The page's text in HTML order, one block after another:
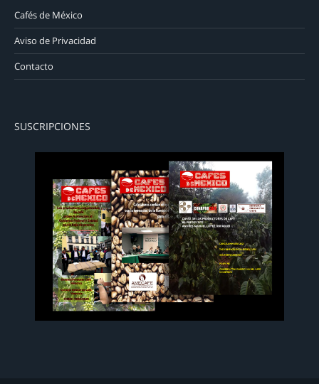
Cafés de México
Aviso de Privacidad
Contacto
SUSCRIPCIONES